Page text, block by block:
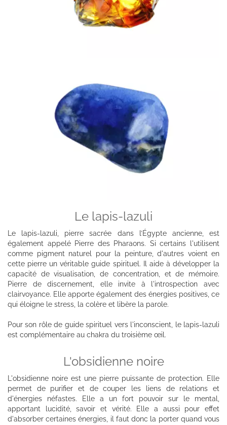
Le lapis-lazuli
Le lapis-lazuli, pierre sacrée dans l’Égypte ancienne, est
également appelé Pierre des Pharaons. Si certains l'utilisent
comme pigment naturel pour la peinture, d'autres voient en
cette pierre un véritable guide spirituel. Il aide à développer la
capacité de visualisation, de concentration, et de mémoire.
Pierre de discernement, elle invite à l'introspection avec
clairvoyance. Elle apporte également des énergies positives, ce
qui éloigne le stress, la colère et libère la parole.
Pour son rôle de guide spirituel vers l'inconscient, le lapis-lazuli
est complémentaire au chakra du troisième œil.
L'obsidienne noire
L'obsidienne noire est une pierre puissante de protection. Elle
permet de purifier et de couper les liens de relations et
d'énergies néfastes. Elle a un fort pouvoir sur le mental,
apportant lucidité, savoir et vérité. Elle a aussi pour effet
d'absorber certaines énergies, il faut donc la porter quand vous